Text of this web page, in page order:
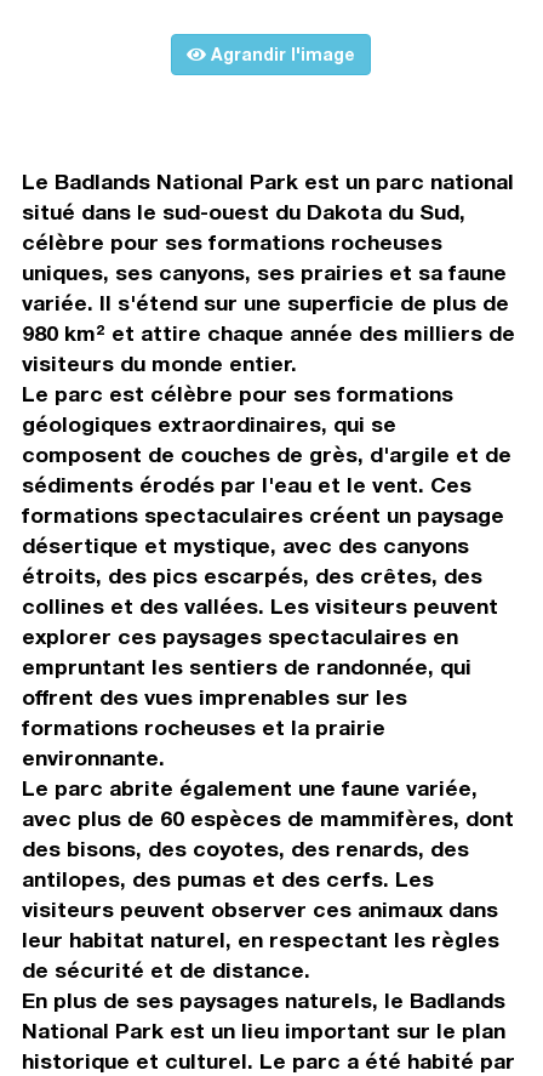
Agrandir l'image
Le Badlands National Park est un parc national
situé dans le sud-ouest du Dakota du Sud,
célèbre pour ses formations rocheuses
uniques, ses canyons, ses prairies et sa faune
variée. Il s'étend sur une superficie de plus de
980 km² et attire chaque année des milliers de
visiteurs du monde entier.
Le parc est célèbre pour ses formations
géologiques extraordinaires, qui se
composent de couches de grès, d'argile et de
sédiments érodés par l'eau et le vent. Ces
formations spectaculaires créent un paysage
désertique et mystique, avec des canyons
étroits, des pics escarpés, des crêtes, des
collines et des vallées. Les visiteurs peuvent
explorer ces paysages spectaculaires en
empruntant les sentiers de randonnée, qui
offrent des vues imprenables sur les
formations rocheuses et la prairie
environnante.
Le parc abrite également une faune variée,
avec plus de 60 espèces de mammifères, dont
des bisons, des coyotes, des renards, des
antilopes, des pumas et des cerfs. Les
visiteurs peuvent observer ces animaux dans
leur habitat naturel, en respectant les règles
de sécurité et de distance.
En plus de ses paysages naturels, le Badlands
National Park est un lieu important sur le plan
historique et culturel. Le parc a été habité par